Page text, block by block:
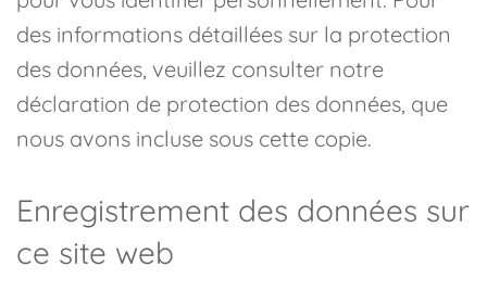
des informations détaillées sur la protection
des données, veuillez consulter notre
déclaration de protection des données, que
nous avons incluse sous cette copie.
Enregistrement des données sur
ce site web